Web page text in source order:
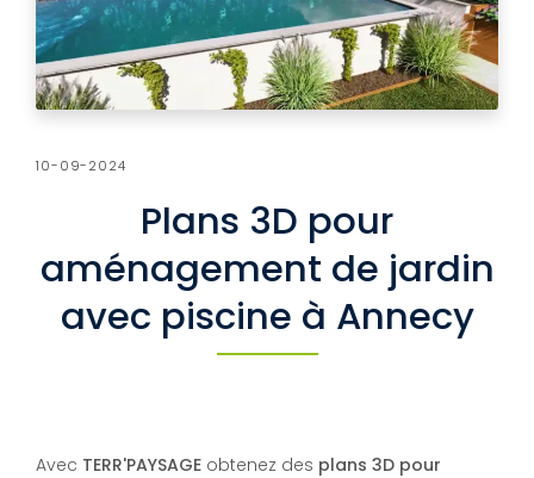
10-09-2024
Plans 3D pour
aménagement de jardin
avec piscine à Annecy
Avec TERR'PAYSAGE obtenez des plans 3D pour